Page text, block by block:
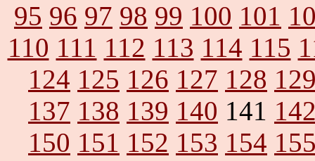
95 96 97 98 99 100 101
110 111 112 113 114 115
124 125 126 127 128
137 138 139 140 141
150 151 152 153 154